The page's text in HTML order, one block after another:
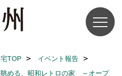
TOP
イベント報告
眺める、昭和レトロの家 ～オープ